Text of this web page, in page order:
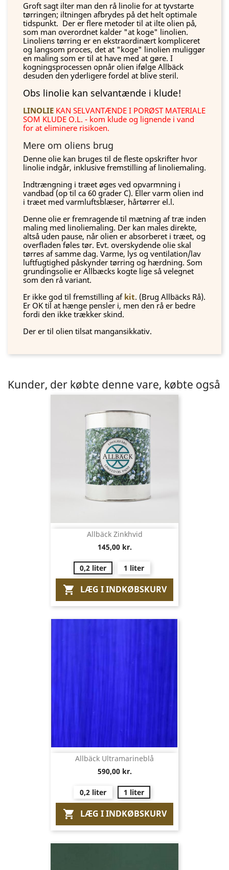
Groft sagt ilter man den rå linolie for at tyvstarte
tørringen; iltningen afbrydes på det helt optimale
tidspunkt. Der er flere metoder til at ilte olien på,
som man overordnet kalder "at koge" linolien.
Linoliens tørring er en ekstraordinært kompliceret
og langsom proces, det at "koge" linolien muliggør
en maling som er til at have med at gøre. I
kogningsprocessen opnår olien ifølge Allbäck
desuden den yderligere fordel at blive steril.
Obs linolie kan selvantænde i klude!
LINOLIE KAN SELVANTÆNDE I PORØST MATERIALE
SOM KLUDE O.L. - kom klude og lignende i vand
for at eliminere risikoen.
Mere om oliens brug
Denne olie kan bruges til de fleste opskrifter hvor
linolie indgår, inklusive fremstilling af linoliemaling.
Indtrængning i træet øges ved opvarmning i
vandbad (op til ca 60 grader C). Eller varm olien ind
i træet med varmluftsblæser, hårtørrer el.l.
Denne olie er fremragende til mætning af træ inden
maling med linoliemaling. Der kan males direkte,
altså uden pause, når olien er absorberet i træet, og
overfladen føles tør. Evt. overskydende olie skal
tørres af samme dag. Varme, lys og ventilation/lav
luftfugtighed påskynder tørring og hærdning. Som
grundingsolie er Allbæcks kogte lige så velegnet
som den rå variant.
Er ikke god til fremstilling af kit. (Brug Allbäcks Rå).
Er OK til at hænge pensler i, men den rå er bedre
fordi den ikke trækker skind.
Der er til olien tilsat mangansikkativ.
Kunder, der købte denne vare, købte også
Allbäck Zinkhvid
145,00 kr.
0,2 liter 1 liter
 LÆG I INDKØBSKURV
Allbäck Ultramarineblå
590,00 kr.
0,2 liter 1 liter
 LÆG I INDKØBSKURV